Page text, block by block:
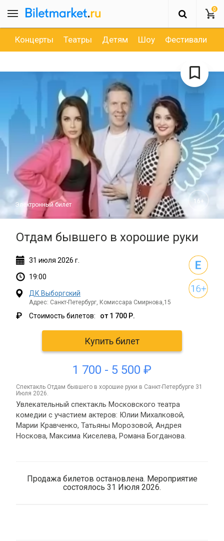
0
Концерты Театры Детям Шоу Фестивали
Отдам бывшего в хорошие руки
Электронный билет 16+
31 июля 2026 г.
19:00
ДК Выборгский
Адрес: Санкт-Петербург, Комиссара Смирнова,15
₽ Стоимость билетов: от 1 700 Р.
Купить билет
1 700 - 5 500 ₽
спектакль Отдам бывшего в хорошие руки в Санкт-Петербурге 31
Июля 2026.
Увлекательный спектакль Московского театра
комедии с участием актеров: Юлии Михалковой,
Марии Кравченко, Татьяны Морозовой, Андрея
Носкова, Максима Киселева, Романа Богданова.
Продажа билетов остановлена. Мероприятие
состоялось 31 Июля 2026.